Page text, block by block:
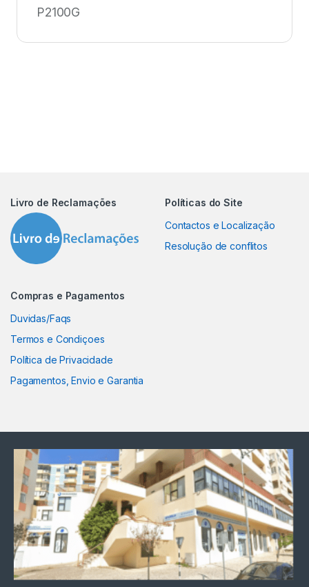
P2100G
Livro de Reclamações
Políticas do Site
Contactos e Localização
Resolução de conflitos
Compras e Pagamentos
Duvidas/Faqs
Termos e Condiçoes
Política de Privacidade
Pagamentos, Envio e Garantia